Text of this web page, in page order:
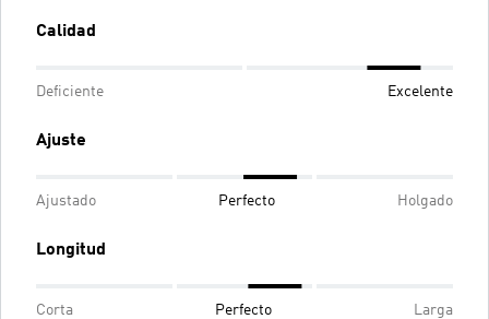
Calidad
Deficiente Excelente
Ajuste
Ajustado Perfecto Holgado
Longitud
Corta Perfecto Larga